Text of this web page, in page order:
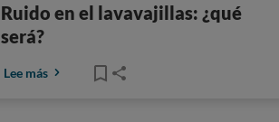
Ruido en el lavavajillas: ¿qué
será?
Lee más